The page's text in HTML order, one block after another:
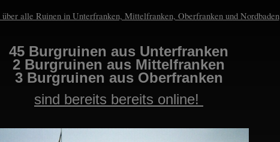
alle Ruinen in Unterfranken, Mittelfranken, Oberfranken und Nordbaden
45 Burgruinen aus Unterfranken
2 Burgruinen aus Mittelfranken
3 Burgruinen aus Oberfranken
sind bereits bereits online!